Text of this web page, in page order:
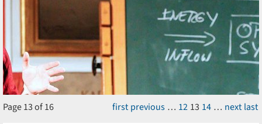
Page 13 of 16 first previous … 12 13 14 … next last